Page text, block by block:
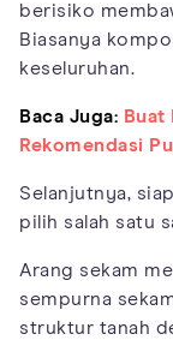
berisiko
Biasanya
keseluruhan.
Baca Juga: Buat
Rekomendasi
Selanjutnya,
pilih salah satu
Arang sekam
sempurna
struktur tanah